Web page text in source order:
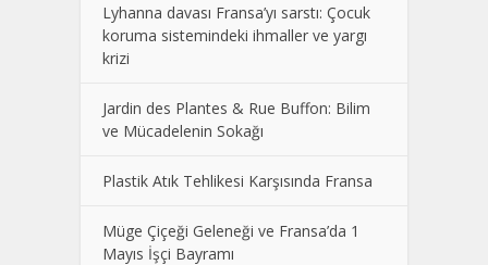
Lyhanna davası Fransa’yı sarstı: Çocuk
koruma sistemindeki ihmaller ve yargı
krizi
Jardin des Plantes & Rue Buffon: Bilim
ve Mücadelenin Sokağı
Plastik Atık Tehlikesi Karşısında Fransa
Müge Çiçeği Geleneği ve Fransa’da 1
Mayıs İşçi Bayramı